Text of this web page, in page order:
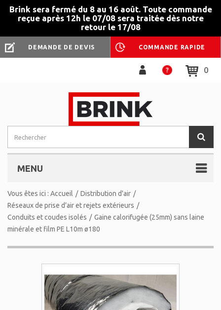
Brink sera fermé du 8 au 16 août. Toute commande
reçue après 12h le 07/08 sera traitée dès notre
retour le 17/08
DEMANDE DE DEVIS COMMANDE RAPIDE
0
MENU
Vous êtes ici : Accueil / Distribution d'air /
Réseaux de prise d’air et rejets extérieurs /
Conduits et coudes isolés / Gaine calorifugée (25mm) sans laine
minérale et film PE L10m ø180